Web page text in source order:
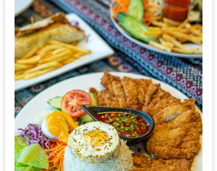
นวัน
แม่
แห่ง
ชาติ
2557
ร้าน
หมู
กระทะ
ทั่ว
เชียงใหม่
TOP30
ราคา